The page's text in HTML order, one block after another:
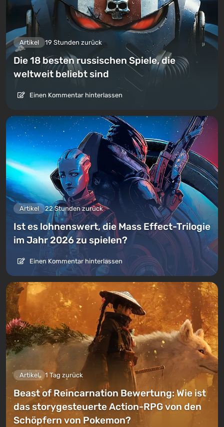
Artikel 19 Stunden zurück
Die 18 besten russischen Spiele, die
weltweit beliebt sind
Einen Kommentar hinterlassen
Artikel 22 Stunden zurück
Ist es lohnenswert, die Mass Effect-Trilogie
im Jahr 2026 zu spielen?
Einen Kommentar hinterlassen
Artikel 1 Tag zurück
Beast of Reincarnation Bewertung: Wie ist
das storygesteuerte Action-RPG von den
Schöpfern von Pokemon?